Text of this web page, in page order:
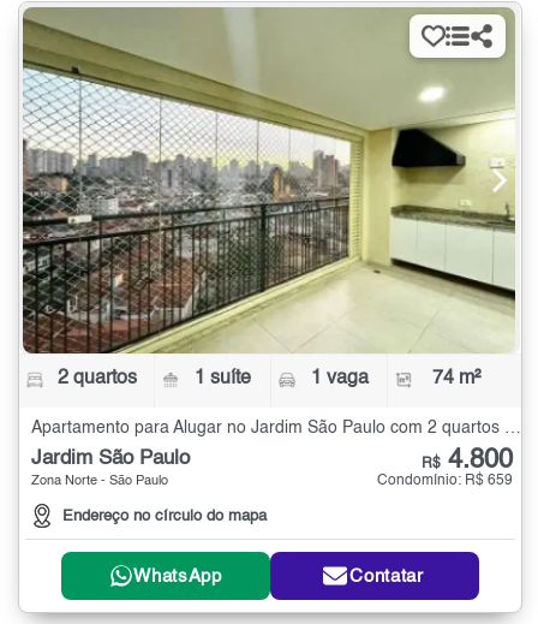
2 quartos 1 suíte 1 vaga 74 m²
Apartamento para Alugar no Jardim São Paulo com 2 quartos - 74 m²
Jardim São Paulo
Zona Norte - São Paulo
Endereço no círculo do mapa
R$ 4.800
Condomínio: R$ 659
WhatsApp Contatar